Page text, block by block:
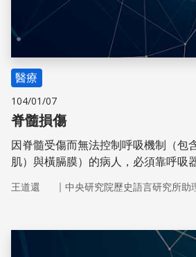
醫療
104/01/07
脊髓損傷
因脊髓受傷而無法控制呼吸機制（包
肌）與橫膈膜）的病人，必須靠呼吸
（軸突）再生主要障礙。
王道還 ｜ 中央研究院歷史語言研究所助